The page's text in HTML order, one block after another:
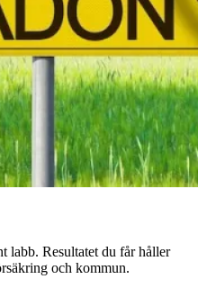
labb. Resultatet du får håller
och kommun.